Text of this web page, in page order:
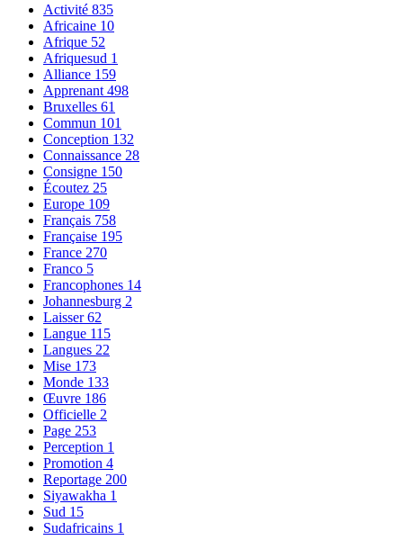
Activité 835
Africaine 10
Afrique 52
Afriquesud 1
Alliance 159
Apprenant 498
Bruxelles 61
Commun 101
Conception 132
Connaissance 28
Consigne 150
Écoutez 25
Europe 109
Français 758
Française 195
France 270
Franco 5
Francophones 14
Johannesburg 2
Laisser62
Langue 115
Langues 22
Mise 173
Monde 133
Œuvre 186
Officielle 2
Page 253
Perception 1
Promotion 4
Reportage 200
Siyawakha 1
Sud 15
Sudafricains 1